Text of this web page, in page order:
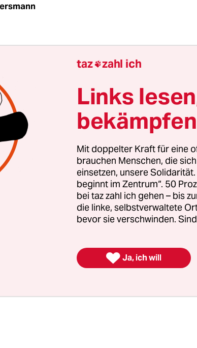
die Häfen an der Nordseeküste
Gros des Getiers, das sie an Bord hieven,
Kilo brauchbare Krabbe sind das bis zu
oder junge Seezungen. Das
im Netz", die die Umweltstiftung
veröffentlicht hat.
taz zahl ich
Links
bekämpfen
Mit doppelter Kraft für eine
brauchen Menschen, die
einsetzen, unsere
beginnt im Zentrum“. 50
bei taz zahl ich gehen – bis
die linke, selbstverwaltete
bevor sie verschwinden.
 Ja, ich will